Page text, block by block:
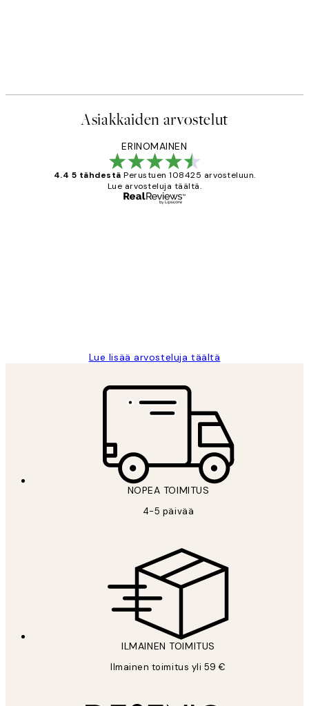
Asiakkaiden arvostelut
ERINOMAINEN
4.4 5 tähdestä Perustuen 108425 arvosteluun.
Lue arvosteluja täältä.
Lue lisää arvosteluja täältä
NOPEA TOIMITUS
4-5 päivää
ILMAINEN TOIMITUS
Ilmainen toimitus yli 59 €